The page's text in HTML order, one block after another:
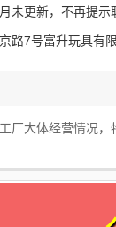
未更新，不再提示
路7号富升玩具有
厂大体经营情况